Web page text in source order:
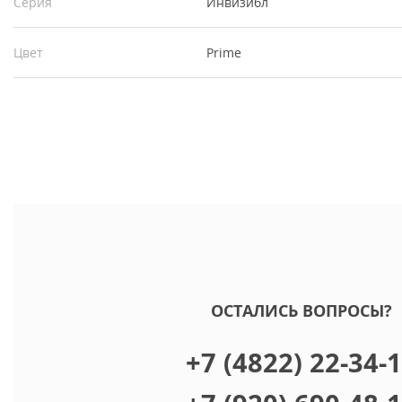
Цвет Prime
ОСТАЛИСЬ ВОПРОСЫ?
+7 (4822) 22-34-